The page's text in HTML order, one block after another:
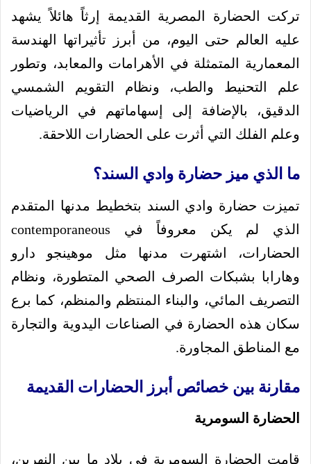
تركت الحضارة المصرية القديمة إرثاً هائلاً يشهد
عليه العالم حتى اليوم، من أبرز تأثيراتها الهندسة
المعمارية المتمثلة في الأهرامات والمعابد، وتطور
علم التحنيط والطب، ونظام التقويم الشمسي
الدقيق، بالإضافة إلى إسهاماتهم في الرياضيات
وعلم الفلك التي أثرت على الحضارات اللاحقة.
ما الذي ميز حضارة وادي السند؟
تميزت حضارة وادي السند بتخطيط مدنها المتقدم
الذي لم يكن معروفاً في contemporaneous
الحضارات، اشتهرت مدنها مثل موهينجو دارو
وهارابا بشبكات الصرف الصحي المتطورة، ونظام
التصريف المائي، والبناء المنتظم والمنظم، كما برع
سكان هذه الحضارة في الصناعات اليدوية والتجارة
مع المناطق المجاورة.
مقارنة بين خصائص أبرز الحضارات القديمة
الحضارة السومرية
قامت الحضارة السومرية في بلاد ما بين النهرين،